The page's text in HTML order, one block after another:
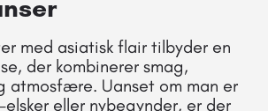
med asiatisk flair tilbyder en
der kombinerer smag,
atmosfære. Uanset om man er
eller nybegynder, er der